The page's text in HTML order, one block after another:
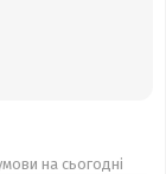
на сьогодні